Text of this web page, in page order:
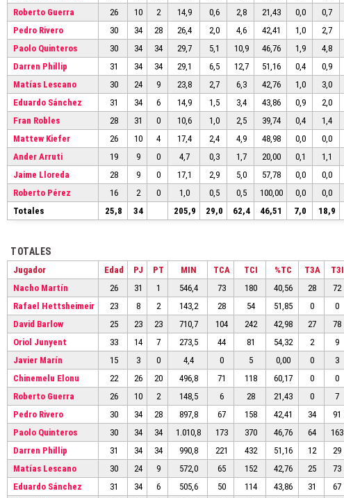
Roberto Guerra
26 10 2 14,9 0,6 2,8 21,43 0,0 0,7
Pedro Rivero
30 34 28 26,4 2,0 4,6 42,41 1,0 2,7
Paolo Quinteros
30 34 34 29,7 5,1 10,9 46,76 1,9 4,8
Darren Phillip
31 34 34 29,1 6,5 12,7 51,16 0,4 0,9
Matías Lescano
30 24 9 23,8 2,7 6,3 42,76 1,0 3,0
Eduardo Sánchez
31 34 6 14,9 1,5 3,4 43,86 0,9 2,0
Fran Robles
28 31 0 10,6 1,0 2,5 39,74 0,4 1,4
Mattew Kiefer
26 10 4 17,4 2,4 4,9 48,98 0,0 0,0
Ander Arruti
19 9 0 4,7 0,3 1,7 20,00 0,1 1,1
Jaime Lloreda
28 9 0 17,1 2,9 5,0 57,78 0,0 0,0
Roberto Pérez
16 2 0 1,0 0,5 0,5 100,00 0,0 0,0
Totales
25,8 34 205,9 29,0 62,4 46,51 7,0 18,9
TOTALES
Jugador Edad PJ PT MIN TCA TCI %TC T3A T3I
Nacho Martín
26 31 1 546,4 73 180 40,56 28 72
Rafael Hettsheimeir
23 8 2 143,2 28 54 51,85 0 0
David Barlow
25 23 23 710,7 104 242 42,98 27 78
Oriol Junyent
33 14 7 273,5 44 81 54,32 2 9
Javier Marín
15 3 0 4,4 0 5 0,00 0 3
Chinemelu Elonu
22 26 20 496,8 71 118 60,17 0 0
Roberto Guerra
26 10 2 148,5 6 28 21,43 0 7
Pedro Rivero
30 34 28 897,8 67 158 42,41 34 91
Paolo Quinteros
30 34 34 1.010,8 173 370 46,76 64 163
Darren Phillip
31 34 34 990,8 221 432 51,16 12 29
Matías Lescano
30 24 9 572,0 65 152 42,76 25 73
Eduardo Sánchez
31 34 6 505,6 50 114 43,86 31 67